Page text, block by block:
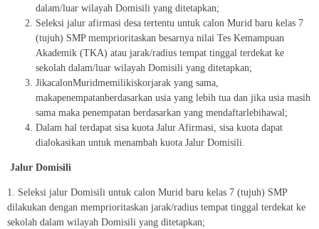
dalam/luar wilayah Domisili yang ditetapkan;
Seleksi jalur afirmasi desa tertentu untuk calon Murid baru kelas 7
(tujuh) SMP memprioritaskan besarnya nilai Tes Kemampuan
Akademik (TKA) atau jarak/radius tempat tinggal terdekat ke
sekolah dalam/luar wilayah Domisili yang ditetapkan;
JikacalonMuridmemilikiskorjarak yang sama,
makapenempatanberdasarkan usia yang lebih tua dan jika usia masih
sama maka penempatan berdasarkan yang mendaftarlebihawal;
Dalam hal terdapat sisa kuota Jalur Afirmasi, sisa kuota dapat
dialokasikan untuk menambah kuota Jalur Domisili.
Jalur Domisili
1. Seleksi jalur Domisili untuk calon Murid baru kelas 7 (tujuh) SMP
dilakukan dengan memprioritaskan jarak/radius tempat tinggal terdekat ke
sekolah dalam wilayah Domisili yang ditetapkan;